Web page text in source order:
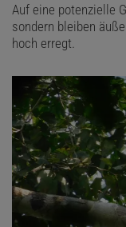
Auf eine potenzielle
sondern bleiben
hoch erregt.